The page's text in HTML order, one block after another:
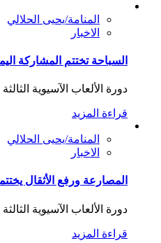
المنامة/يحيى الحلالي
الاخبار
السباحة تختتم المشاركة
دورة الألعاب الآسيوية
قراءة المزيد
المنامة/يحيى الحلالي
الاخبار
المصارعة ورفع الأثقال
دورة الألعاب الآسيوية
قراءة المزيد